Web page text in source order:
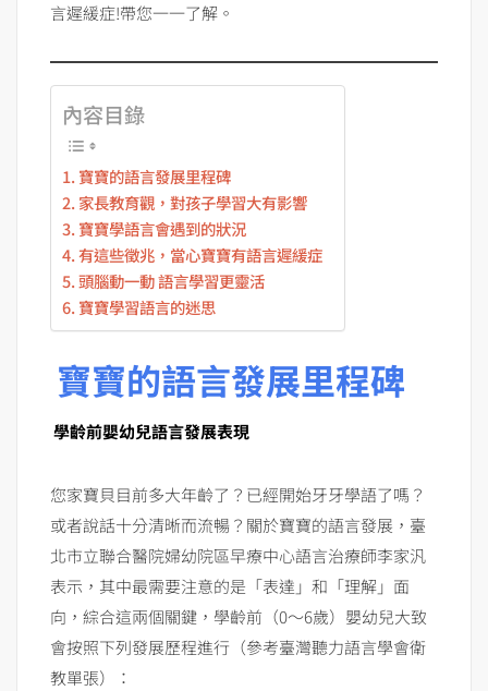
言遲緩症!帶您一一了解。
內容目錄
寶寶的語言發展里程碑
家長教育觀，對孩子學習大有影響
寶寶學語言會遇到的狀況
有這些徵兆，當心寶寶有語言遲緩症
頭腦動一動 語言學習更靈活
寶寶學習語言的迷思
寶寶的語言發展里程碑
學齡前嬰幼兒語言發展表現
您家寶貝目前多大年齡了？已經開始牙牙學語了嗎？
或者說話十分清晰而流暢？關於寶寶的語言發展，臺
北市立聯合醫院婦幼院區早療中心語言治療師李家汎
表示，其中最需要注意的是「表達」和「理解」面
向，綜合這兩個關鍵，學齡前（0～6歲）嬰幼兒大致
會按照下列發展歷程進行（參考臺灣聽力語言學會衛
教單張）：